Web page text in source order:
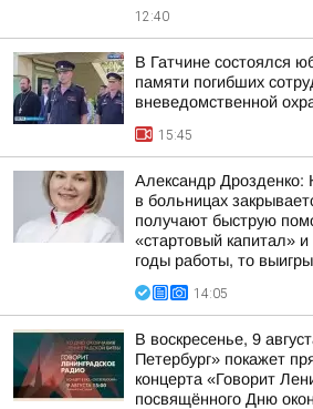
12:40
В Гатчине состоялся
памяти погибших
вневедомственной
15:45
Александр Дрозденко:
в больницах
получают быструю
«стартовый капитал»
годы работы, то
14:05
В воскресенье, 9
Петербург» покажет
концерта «Говорит
посвящённого Дню